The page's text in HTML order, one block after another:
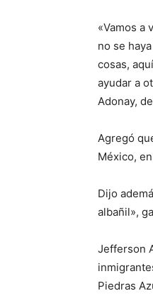
«Vamos a
no se
cosas,
ayudar a
Adonay,
Agregó
México,
Dijo
albañil»,
Jefferson
Piedras